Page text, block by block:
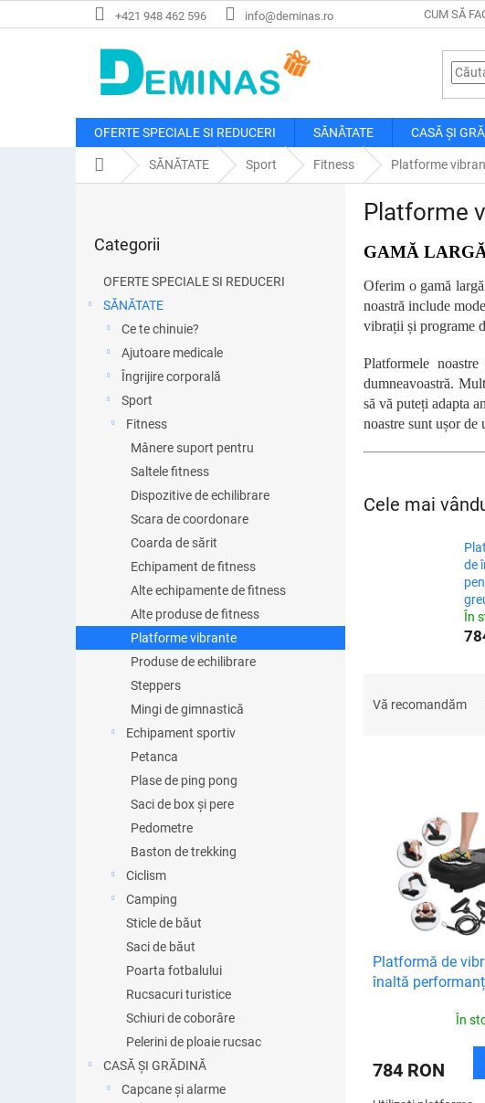
la
+421 948 462 596 info@deminas.ro CUM SĂ
OFERTE SPECIALE SI REDUCERI SĂNĂTATE CASĂ ȘI
Acasă SĂNĂTATE Sport Fitness Platforme
peste
Categorii
OFERTE SPECIALE SI REDUCERI
SĂNĂTATE
Ce te chinuie?
Ajutoare medicale
Îngrijire corporală
Sport
Fitness
Mânere suport pentru
Saltele fitness
Dispozitive de echilibrare
Scara de coordonare
Coarda de sărit
Echipament de fitness
Alte echipamente de fitness
Alte produse de fitness
Platforme vibrante
Produse de echilibrare
Steppers
Mingi de gimnastică
Echipament sportiv
Petanca
Plase de ping pong
Saci de box și pere
Pedometre
Baston de trekking
Ciclism
Camping
Sticle de băut
Saci de băut
Poarta fotbalului
Rucsacuri turistice
Schiuri de coborâre
Pelerini de ploaie rucsac
CASĂ ȘI GRĂDINĂ
Capcane și alarme
Platforme
GAMĂ
Oferim o gamă
noastră include
vibrații și programe
Platformele
dumneavoastră.
să vă puteți adapta
noastre sunt ușor
Cele mai
de
În
Vă recomandăm
Platformă de
înaltă
În
784 RON